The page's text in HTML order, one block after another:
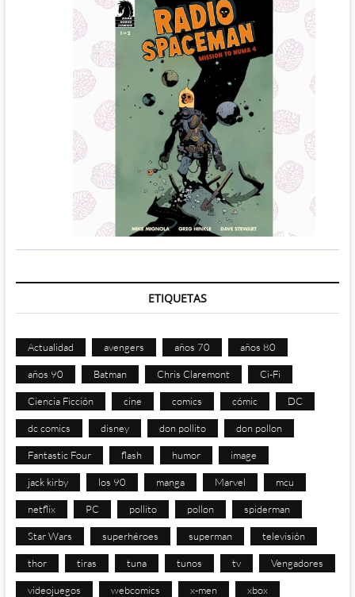
ETIQUETAS
Actualidad avengers años 70 años 80
años 90 Batman Chris Claremont Ci-Fi
Ciencia Ficción cine comics cómic DC
dc comics disney don pollito don pollon
Fantastic Four flash humor image
jack kirby los 90 manga Marvel mcu
netflix PC pollito pollon spiderman
Star Wars superhéroes superman televisión
thor tiras tuna tunos tv Vengadores
videojuegos webcomics x-men xbox